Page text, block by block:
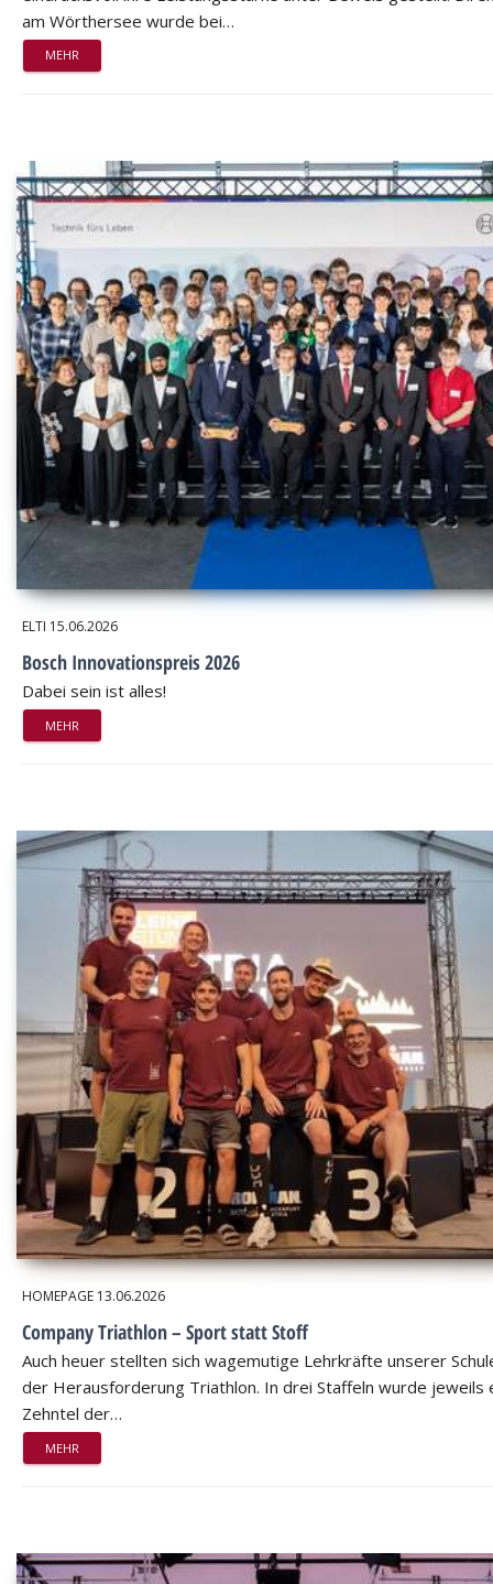
am Wörthersee wurde bei…
MEHR
ELTI 15.06.2026
Bosch Innovationspreis 2026
Dabei sein ist alles!
MEHR
HOMEPAGE 13.06.2026
Company Triathlon – Sport statt Stoff
Auch heuer stellten sich wagemutige Lehrkräfte unserer
der Herausforderung Triathlon. In drei Staffeln wurde jeweils
Zehntel der…
MEHR